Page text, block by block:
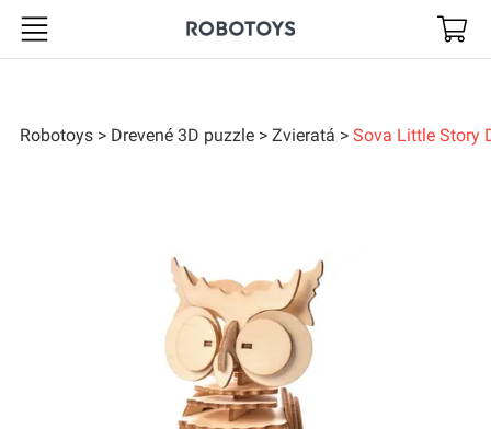
Robotoys
Robotoys Drevené 3D puzzle Zvieratá Sova Little Story